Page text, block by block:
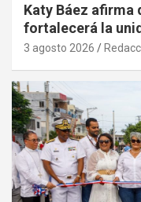
Katy Báez afirma
fortalecerá la
3 agosto 2026